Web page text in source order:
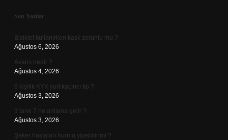
Sidebar
Son Yazılar
Bisiklet kullanırken kask zorunlu mu ?
Ağustos 6, 2026
Avans nedir ?
Ağustos 4, 2026
6 kişilik KYK yurt kaçıncı tip ?
Ağustos 3, 2026
3 tane 7 ne anlama gelir ?
Ağustos 3, 2026
Şeker hastaları hurma yiyebilir mi ?